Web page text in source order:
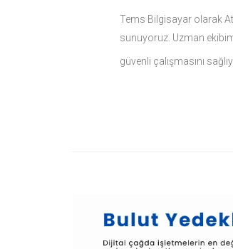
Tems Bilgisayar olarak
sunuyoruz. Uzman
güvenli çalışmasını